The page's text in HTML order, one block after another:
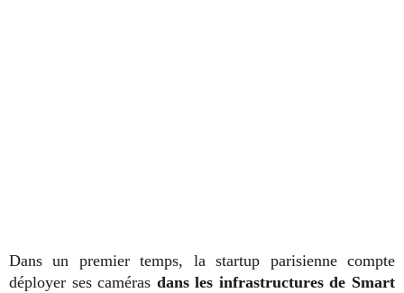
Dans un premier temps, la startup parisienne compte
déployer ses caméras dans les infrastructures de Smart